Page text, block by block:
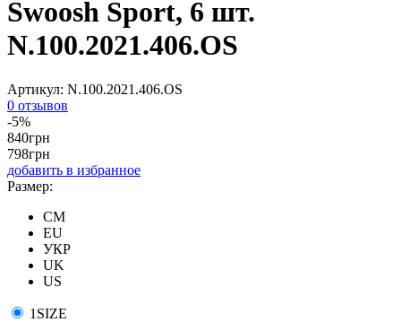
Swoosh Sport, 6 шт.
N.100.2021.406.OS
Артикул: N.100.2021.406.OS
0 отзывов
-5%
840грн
798грн
добавить в избранное
Размер:
CM
EU
УКР
UK
US
1SIZE